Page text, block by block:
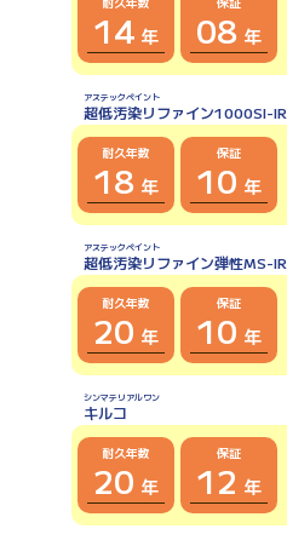
14 年 08 年
アステックペイント
超低汚染リファイン1000SI-IR
耐久年数
18 年
保証
10 年
アステックペイント
超低汚染リファイン弾性MS-IR
耐久年数
20 年
保証
10 年
シンマテリアルワン
キルコ
耐久年数
20 年
保証
12 年